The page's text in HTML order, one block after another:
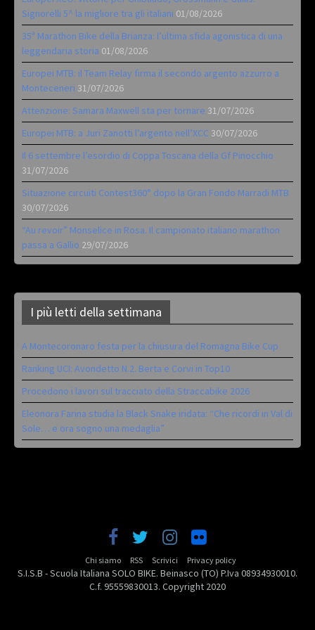
Signorelli 5^ la migliore tra gli italiani 01/08/2026
35ª Marathon Bike della Brianza: l’ultima sfida agonistica di una
leggendaria storia 01/08/2026
Europei MTB: il Team Relay firma il secondo argento azzurro a
Monteceneri 31/07/2026
Attenzione: Samara Maxwell sta per tornare 31/07/2026
Europei MTB: a Juri Zanotti l’argento nell’XCC 30/07/2026
Il 6 settembre l’esordio di Coppa Toscana della Gf Pinocchio
31/07/2026
Situazione circuiti Contest360° dopo la Gran Fondo Marradi MTB
30/07/2026
“Au revoir” Monselice in Rosa. Il campionato italiano marathon
passa a Gallio 29/07/2026
I più letti della settimana
A Montecoronaro festa per la chiusura del Romagna Bike Cup
Ranking UCI: Avondetto N.2. Berta e Corvi in Top10
Procedono i lavori sul tracciato della Straccabike 2026
Eleonora Farina studia la Black Snake iridata: “Che ricordi in Val di
Sole… e ora sogno una medaglia”
Chi siamo RSS Scrivici Privacy policy
S.I.S.B - Scuola Italiana SOLO BIKE. Beinasco (TO) P.Iva 08934930010.
C.f. 95559830013. Copyright 2020